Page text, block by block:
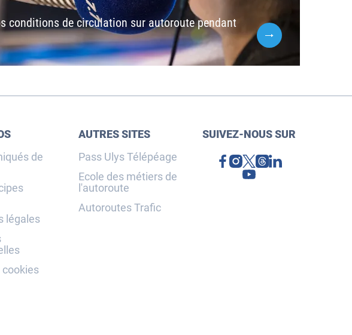
conditions de circulation sur autoroute pendant
de
légales
cookies
AUTRES SITES
Pass Ulys Télépéage
Ecole des métiers de
l'autoroute
Autoroutes Trafic
SUIVEZ-NOUS SUR